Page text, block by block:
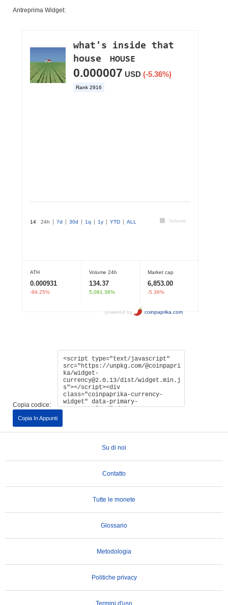
Antreprima Widget:
Copia codice:
Copia In Appunti
Su di noi
Contatto
Tutte le monete
Glossario
Metodologia
Politiche privacy
Termini d'uso